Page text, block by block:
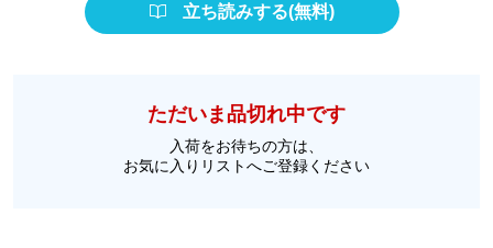
立ち読みする(無料)
ただいま品切れ中です
入荷をお待ちの方は、
お気に入りリストへご登録ください